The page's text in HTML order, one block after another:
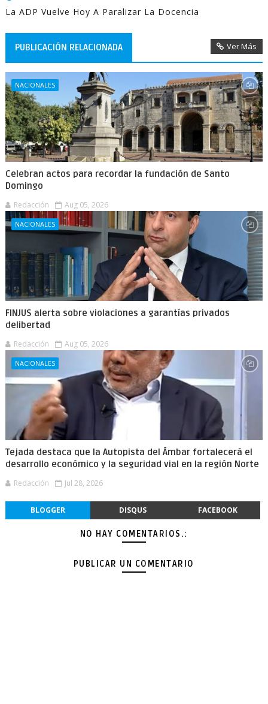
La ADP Vuelve Hoy A Paralizar La Docencia
PUBLICACIÓN RELACIONADA Ver Más
NACIONALES
Celebran actos para recordar la fundación de Santo
Domingo
Redacción Aug 05, 2026
NACIONALES
FINJUS alerta sobre violaciones a garantías privados
delibertad
Redacción Aug 05, 2026
NACIONALES
Tejada destaca que la Autopista del Ámbar fortalecerá el
desarrollo económico y la seguridad vial en la región Norte
Redacción Jul 28, 2026
BLOGGER DISQUS FACEBOOK
NO HAY COMENTARIOS.:
PUBLICAR UN COMENTARIO